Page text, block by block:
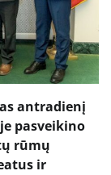
antradienį
pasveikino
rūmų
ir